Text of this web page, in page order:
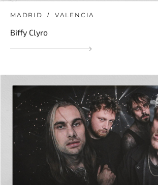
MADRID VALENCIA
Biffy Clyro